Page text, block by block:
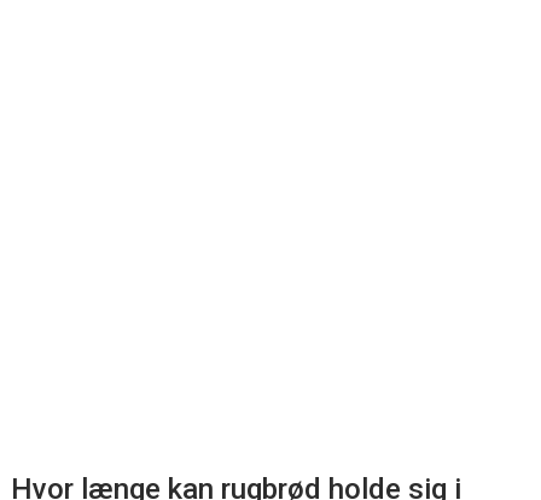
Hvor længe kan rugbrød holde sig i